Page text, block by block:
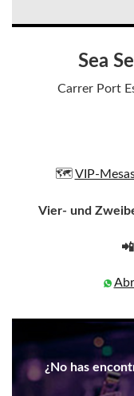
Sea
Carrer Port
🗺️ VIP-
Vier- und
¿No has